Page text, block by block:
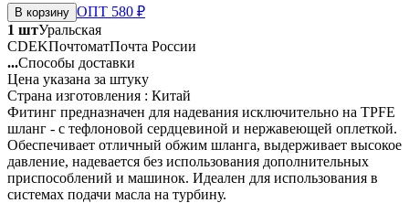
В корзину ОПТ 580 ₽
1 штУральская
CDEKПочтоматПочта России
...Способы доставки
Цена указана за штуку
Страна изготовления : Китай
Фитинг предназначен для надевания исключительно на TPFE
шланг - с тефлоновой сердцевиной и нержавеющей оплеткой.
Обеспечивает отличный обжим шланга, выдерживает высокое
давление, надевается без использования дополнительных
приспособлений и машинок. Идеален для использования в
системах подачи масла на турбину.